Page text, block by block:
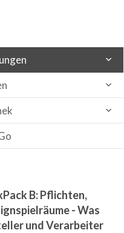
B: Pflichten,
- Was
und Verarbeiter